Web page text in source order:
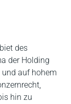
des
der Holding
auf hohem
hin zu